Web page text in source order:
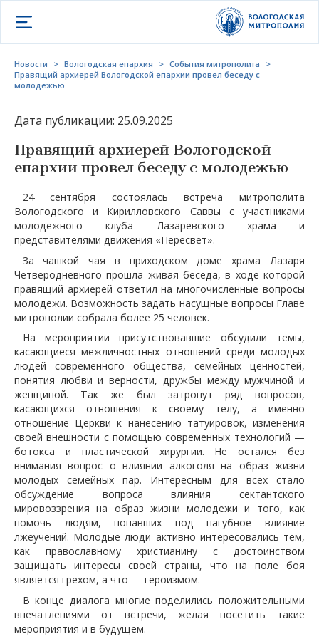
Открыть меню
Новости > Вологодская епархия > События митрополита
>
Правящий архиерей Вологодской епархии провел беседу с
молодежью
Дата публикации: 25.09.2025
Правящий архиерей Вологодской
епархии провел беседу с молодежью
24 сентября состоялась встреча митрополита
Вологодского и Кирилловского Саввы с участниками
молодежного клуба Лазаревского храма и
представителями движения «Пересвет».
За чашкой чая в приходском доме храма Лазаря
Четверодневного прошла живая беседа, в ходе которой
правящий архиерей ответил на многочисленные вопросы
молодежи. Возможность задать насущные вопросы Главе
митрополии собрала более 25 человек.
На мероприятии присутствовавшие обсудили темы,
касающиеся межличностных отношений среди молодых
людей современного общества, семейных ценностей,
понятия любви и верности, дружбы между мужчиной и
женщиной. Так же был затронут ряд вопросов,
касающихся отношения к своему телу, а именно
отношение Церкви к нанесению татуировок, изменения
своей внешности с помощью современных технологий —
ботокса и пластической хирургии. Не остался без
внимания вопрос о влиянии алкоголя на образ жизни
молодых семейных пар. Интересным для всех стало
обсуждение вопроса влияния сектантского
мировоззрения на образ жизни молодежи и того, как
помочь людям, попавших под пагубное влияние
лжеучений. Молодые люди активно интересовались тем,
как православному христианину с достоинством
защищать интересы своей страны, что на поле боя
является грехом, а что — героизмом.
В конце диалога многие поделились положительными
впечатлениями от встречи, желая посетить такие
мероприятия и в будущем.